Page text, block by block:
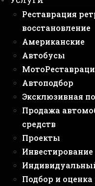
Реставрация
восстановление
Американские
Автобусы
Автоподбор
Эксклюзивная
Продажа
средств
Проекты
Инвестирование
Подбор и